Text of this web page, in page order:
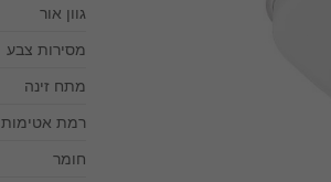
גוון אור
מסירות צבע
מתח זינה
רמת אטימות
חומר